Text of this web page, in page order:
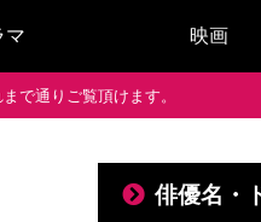
マ 映画
で通りご覧頂けます。
俳優名・